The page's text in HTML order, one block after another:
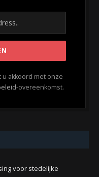
u akkoord met onze
-overeenkomst.
voor stedelijke